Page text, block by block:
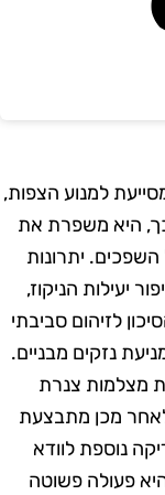
למנוע הצפות,
היא משפרת את
יתרונות
יעילות הניקוז,
לזיהום סביבתי
נזקים מבניים.
מצלמות צנרת
מכן מתבצעת
נוספת לוודא
פעולה פשוטה